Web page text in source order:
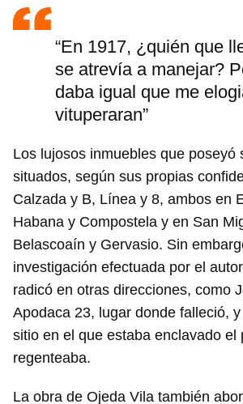
Guardar como favorito
“En 1917, ¿quién que
se atrevía a manejar?
daba igual que me
vituperaran”
Los lujosos inmuebles que poseyó
situados, según sus propias
Calzada y B, Línea y 8, ambos en
Habana y Compostela y en San
Belascoaín y Gervasio. Sin
investigación efectuada por el
radicó en otras direcciones, como
Apodaca 23, lugar donde falleció,
sitio en el que estaba enclavado el
regenteaba.
La obra de Ojeda Vila también